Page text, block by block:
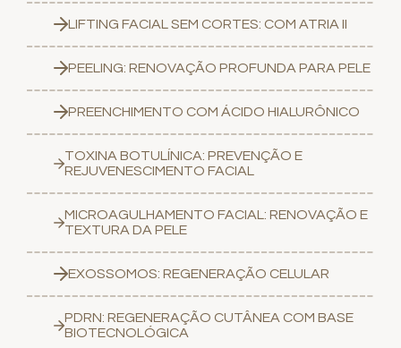
LIFTING FACIAL SEM CORTES: COM ATRIA II
PEELING: RENOVAÇÃO PROFUNDA PARA PELE
PREENCHIMENTO COM ÁCIDO HIALURÔNICO
TOXINA BOTULÍNICA: PREVENÇÃO E
REJUVENESCIMENTO FACIAL
MICROAGULHAMENTO FACIAL: RENOVAÇÃO E
TEXTURA DA PELE
EXOSSOMOS: REGENERAÇÃO CELULAR
PDRN: REGENERAÇÃO CUTÂNEA COM BASE
BIOTECNOLÓGICA